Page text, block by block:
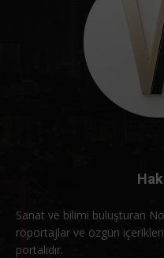
Sanat ve bilimi buluşturan
röportajlar ve özgün
portalıdır.